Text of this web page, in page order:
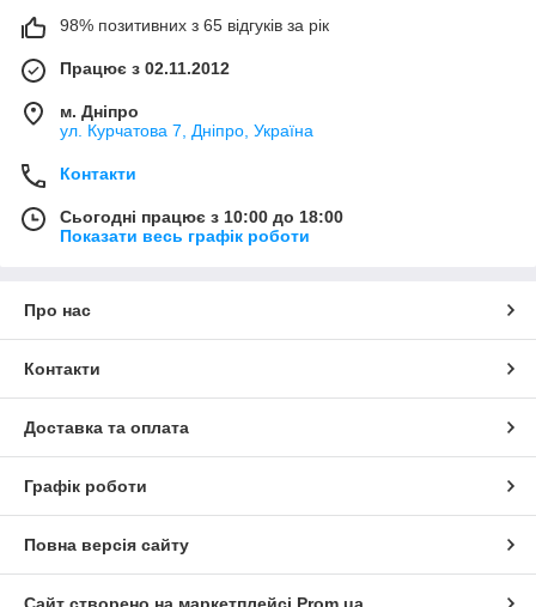
98% позитивних з 65 відгуків за рік
Працює з 02.11.2012
м. Дніпро
ул. Курчатова 7, Дніпро, Україна
Контакти
Сьогодні працює з 10:00 до 18:00
Показати весь графік роботи
Про нас
Контакти
Доставка та оплата
Графік роботи
Повна версія сайту